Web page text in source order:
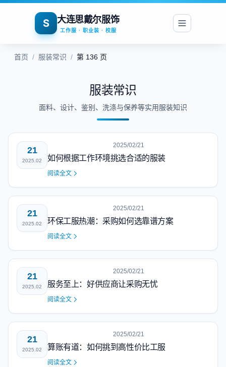
S 大连思戴尔服饰
工作服 · 职业装 · 校服
首页 / 服装常识 / 第 136 页
服装常识
面料、设计、鉴别、洗涤与保养等实用服装知识
21
2025.02
2025/02/21
如何根据工作环境挑选合适的服装
阅读全文
21
2025.02
2025/02/21
环保工服热潮：采购如何选靠谱方案
阅读全文
21
2025.02
2025/02/21
服务至上：好供应商让采购无忧
阅读全文
21
2025.02
2025/02/21
算账有道：如何挑到高性价比工服
阅读全文